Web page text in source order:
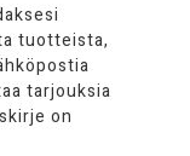
tuotteista,
tarjouksia
on